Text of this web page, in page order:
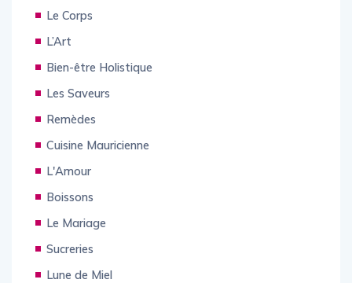
Le Corps
L’Art
Bien-être Holistique
Les Saveurs
Remèdes
Cuisine Mauricienne
L'Amour
Boissons
Le Mariage
Sucreries
Lune de Miel